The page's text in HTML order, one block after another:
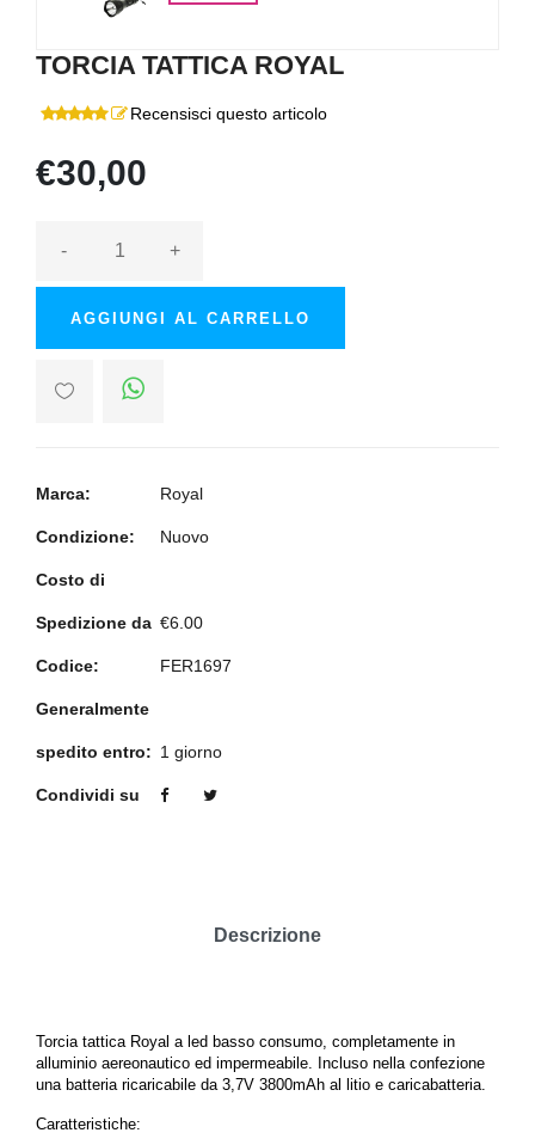
TORCIA TATTICA ROYAL
Recensisci questo articolo
€30,00
- +
AGGIUNGI AL CARRELLO
Marca: Royal
Condizione: Nuovo
Costo di
Spedizione da €6.00
Codice: FER1697
Generalmente
spedito entro: 1 giorno
Condividi su
Descrizione
Torcia tattica Royal a led basso consumo, completamente in
alluminio aereonautico ed impermeabile. Incluso nella confezione
una batteria ricaricabile da 3,7V 3800mAh al litio e caricabatteria.
Caratteristiche: